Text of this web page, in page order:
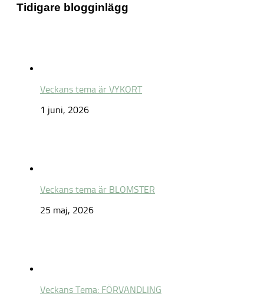
Tidigare blogginlägg
Veckans tema är VYKORT
1 juni, 2026
Veckans tema är BLOMSTER
25 maj, 2026
Veckans Tema: FÖRVANDLING